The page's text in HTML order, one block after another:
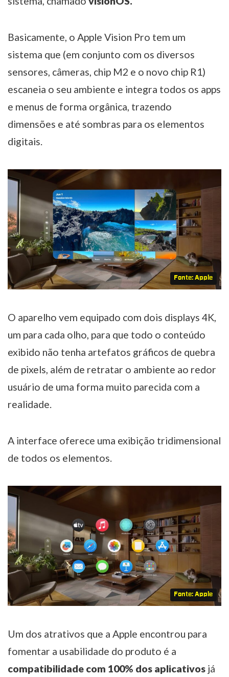
Basicamente, o Apple Vision Pro tem um
sistema que (em conjunto com os diversos
sensores, câmeras, chip M2 e o novo chip R1)
escaneia o seu ambiente e integra todos os apps
e menus de forma orgânica, trazendo
dimensões e até sombras para os elementos
digitais.
Fonte: Apple
O aparelho vem equipado com dois displays 4K,
um para cada olho, para que todo o conteúdo
exibido não tenha artefatos gráficos de quebra
de pixels, além de retratar o ambiente ao redor
usuário de uma forma muito parecida com a
realidade.
A interface oferece uma exibição tridimensional
de todos os elementos.
Fonte: Apple
Um dos atrativos que a Apple encontrou para
fomentar a usabilidade do produto é a
compatibilidade com 100% dos aplicativos já